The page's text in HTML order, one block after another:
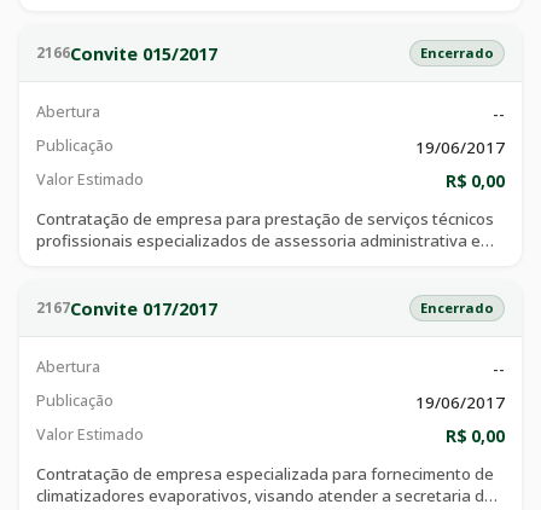
2166Convite 015/2017 Encerrado
Abertura --
Publicação 19/06/2017
Valor Estimado
R$ 0,00
Contratação de empresa para prestação de serviços técnicos
profissionais especializados de assessoria administrativa e
2167Convite 017/2017 Encerrado
Abertura --
Publicação 19/06/2017
Valor Estimado
R$ 0,00
Contratação de empresa especializada para fornecimento de
climatizadores evaporativos, visando atender a secretaria de